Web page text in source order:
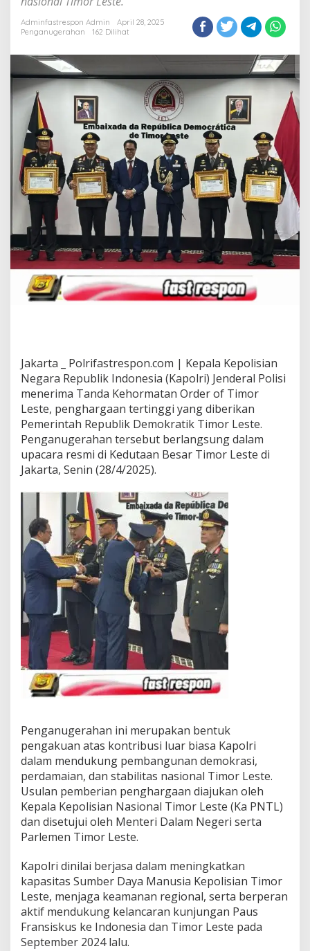
Adminfastrespon Admin
April 28, 2025
Penganugerahan
162 Dilihat
Jakarta _ Polrifastrespon.com | Kepala Kepolisian
Negara Republik Indonesia (Kapolri) Jenderal Polisi
menerima Tanda Kehormatan Order of Timor
Leste, penghargaan tertinggi yang diberikan
Pemerintah Republik Demokratik Timor Leste.
Penganugerahan tersebut berlangsung dalam
upacara resmi di Kedutaan Besar Timor Leste di
Jakarta, Senin (28/4/2025).
Penganugerahan ini merupakan bentuk
pengakuan atas kontribusi luar biasa Kapolri
dalam mendukung pembangunan demokrasi,
perdamaian, dan stabilitas nasional Timor Leste.
Usulan pemberian penghargaan diajukan oleh
Kepala Kepolisian Nasional Timor Leste (Ka PNTL)
dan disetujui oleh Menteri Dalam Negeri serta
Parlemen Timor Leste.
Kapolri dinilai berjasa dalam meningkatkan
kapasitas Sumber Daya Manusia Kepolisian Timor
Leste, menjaga keamanan regional, serta berperan
aktif mendukung kelancaran kunjungan Paus
Fransiskus ke Indonesia dan Timor Leste pada
September 2024 lalu.